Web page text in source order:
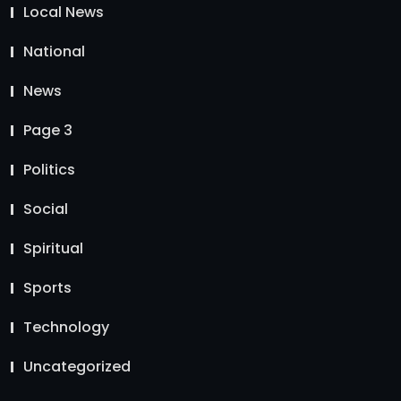
Local News
National
News
Page 3
Politics
Social
Spiritual
Sports
Technology
Uncategorized